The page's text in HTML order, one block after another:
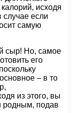
исходя
случае если
самую
сыр! Но, самое
его
– в то
из этого, вы
родным, подав